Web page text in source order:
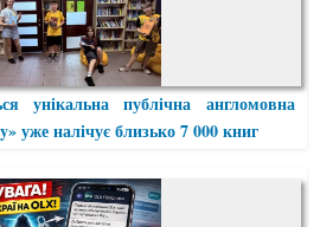
унікальна публічна англомовна
уже налічує близько 7 000 книг